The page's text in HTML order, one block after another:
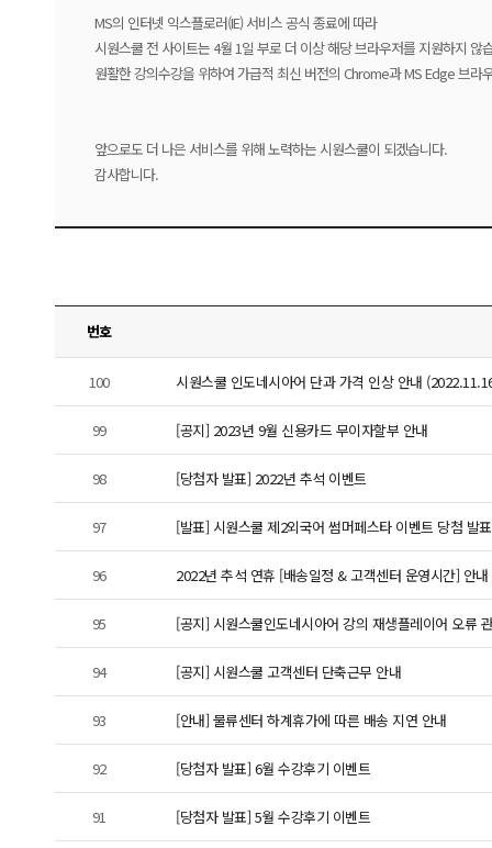
MS의 인터넷 익스플로러(IE) 서비스 공식 종료에 따라
시원스쿨 전 사이트는 4월 1일 부로 더 이상 해당 브라우저를 지원하지 않
원활한 강의수강을 위하여 가급적 최신 버전의 Chrome과 MS Edge 브라
앞으로도 더 나은 서비스를 위해 노력하는 시원스쿨이 되겠습니다.
감사합니다.
번호
100 시원스쿨 인도네시아어 단과 가격 인상 안내
99 [공지] 2023년 9월 신용카드 무이자할부 안내
98 [당첨자 발표] 2022년 추석 이벤트
97 [발표] 시원스쿨 제2외국어 썸머페스타 이벤트 당첨 발
96 2022년 추석 연휴 [배송일정 & 고객센터 운영시간] 안내
95 [공지] 시원스쿨인도네시아어 강의 재생플레이어 오류
94 [공지] 시원스쿨 고객센터 단축근무 안내
93 [안내] 물류센터 하계휴가에 따른 배송 지연 안내
92 [당첨자 발표] 6월 수강후기 이벤트
91 [당첨자 발표] 5월 수강후기 이벤트